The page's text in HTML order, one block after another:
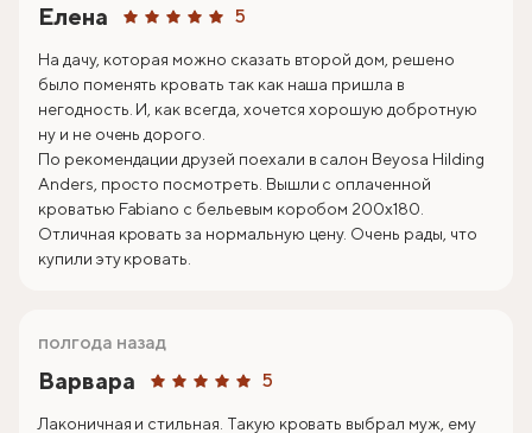
Елена 5
На дачу, которая можно сказать второй дом, решено
было поменять кровать так как наша пришла в
негодность. И, как всегда, хочется хорошую добротную
ну и не очень дорого.
По рекомендации друзей поехали в салон Beyosa Hilding
Anders, просто посмотреть. Вышли с оплаченной
кроватью Fabiano с бельевым коробом 200х180.
Отличная кровать за нормальную цену. Очень рады, что
купили эту кровать.
Варвара 5
полгода назад
Лаконичная и стильная. Такую кровать выбрал муж, ему